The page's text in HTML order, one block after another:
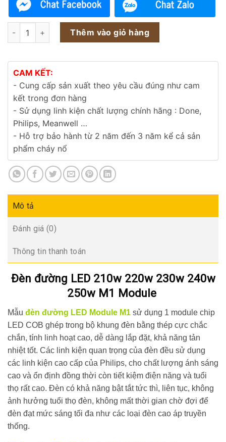
Đèn đường LED 210w 220w 230w 240w 250w M1 Module số
Thêm vào giỏ hàng
CAM KẾT:
- Cung cấp sản xuất theo yêu cầu đúng như cam
kết trong đơn hàng
- Sử dụng linh kiện chất lượng chính hãng : Done,
Philips, Meanwell …
- Hỗ trợ bảo hành từ 2 năm đến 3 năm kể cả sản
phẩm cháy nổ
Mô tả
Đánh giá (0)
Thông tin thanh toán
Đèn đường LED 210w 220w 230w 240w
250w M1 Module
Mẫu đèn đường LED Module M1 sử dụng 1 module chip
LED COB ghép trong bộ khung đèn bằng thép cực chắc
chắn, tính linh hoạt cao, dễ dàng lắp đặt, khả năng tản
nhiệt tốt. Các linh kiện quan trọng của đèn đều sử dụng
các linh kiện cao cấp của Philips, cho chất lượng ánh sáng
cao và ổn định đồng thời còn tiết kiệm điện năng và tuổi
thọ rất cao. Đèn có khả năng bật tắt tức thì, liên tục, không
ảnh hưởng tuổi thọ đèn, không mất thời gian chờ đợi để
đèn đạt mức sáng tối đa như các loại đèn cao áp truyền
thống.